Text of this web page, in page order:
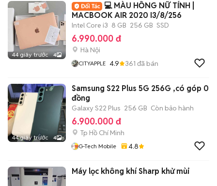
44 giây trước 4
💻 MÀU HỒNG NỮ TÍNH |
MACBOOK AIR 2020 I3/8/256
Intel Core i3 8 GB 256 GB SSD
6.990.000 đ
Hà Nội
CITYAPPLE 4.9 361 đã bán
44 giây trước 4
Samsung S22 Plus 5G 256G ,có góp 0
đồng
Galaxy S22 Plus 256 GB Còn bảo hành
6.900.000 đ
Tp Hồ Chí Minh
G-Tech Mobile 4.8
Máy lọc không khí Sharp khử mùi